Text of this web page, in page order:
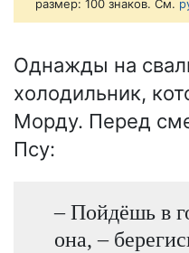
размер: 100 знаков. См.
Однажды на
холодильник,
Морду. Перед
Псу:
– Пойдёшь в
она, –